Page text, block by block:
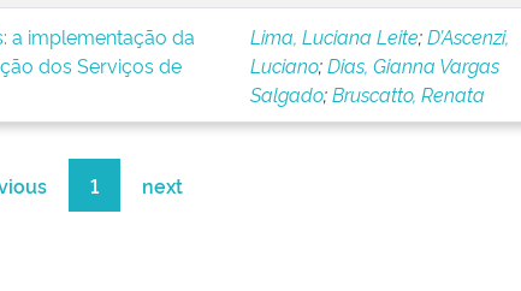
a implementação da
dos Serviços de
Lima, Luciana Leite;D’Ascenzi,
Luciano;Dias, Gianna Vargas
Salgado;Bruscatto, Renata
1 next